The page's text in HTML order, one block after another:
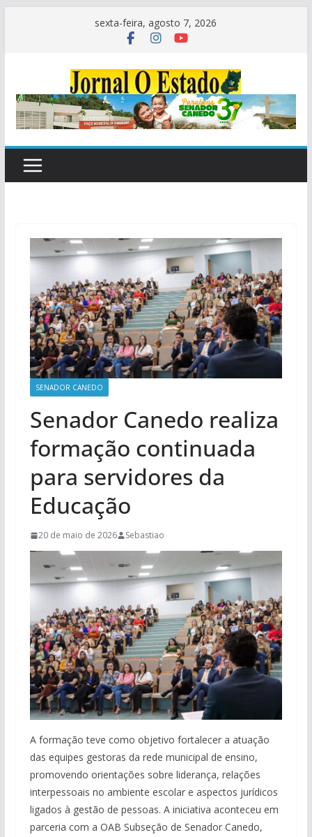
sexta-feira, agosto 7, 2026
SENADOR CANEDO
Senador Canedo realiza
formação continuada
para servidores da
Educação
20 de maio de 2026 Sebastiao
A formação teve como objetivo fortalecer a atuação
das equipes gestoras da rede municipal de ensino,
promovendo orientações sobre liderança, relações
interpessoais no ambiente escolar e aspectos jurídicos
ligados à gestão de pessoas. A iniciativa aconteceu em
parceria com a OAB Subseção de Senador Canedo,